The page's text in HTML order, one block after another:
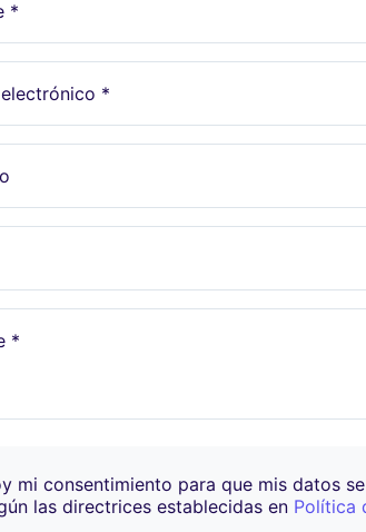
*
*
*
mi consentimiento para que mis datos
las directrices establecidas en Política